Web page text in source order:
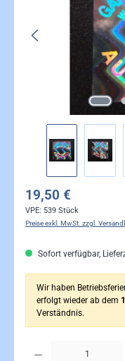
19,50 €
VPE: 539 Stück
Preise exkl. MwSt. zzgl.
Sofort verfügbar,
Wir haben
erfolgt wieder ab dem
Verständnis.